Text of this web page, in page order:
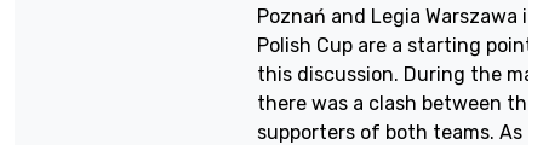
Poznań and Legia Warszawa in
Polish Cup are a starting point
this discussion. During the
there was a clash between the
supporters of both teams. As a